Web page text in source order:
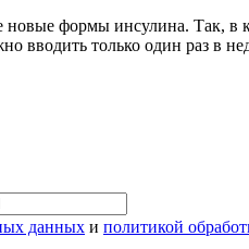
новые формы инсулина. Так, в
вводить только один раз в
данных и политикой